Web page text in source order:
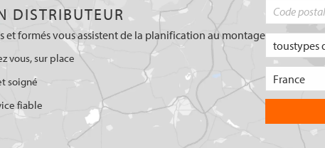
DISTRIBUTEUR
et formés vous assistent de la planification au montage
vous, sur place
soigné
fiable